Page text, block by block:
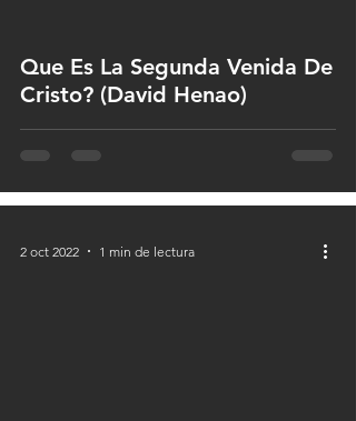
Que Es La Segunda Venida De
Cristo? (David Henao)
2 oct 2022 1 min de lectura